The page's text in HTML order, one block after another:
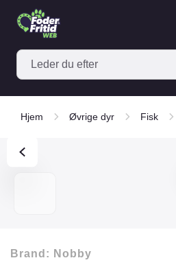
Hjem Øvrige dyr Fisk
Brand: Nobby